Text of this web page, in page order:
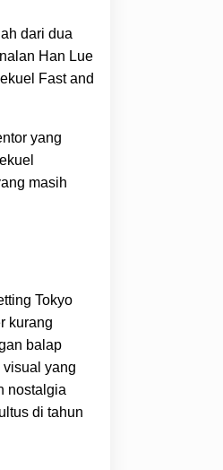
dari dua
Han Lue
Fast and
yang
masih
Tokyo
kurang
balap
yang
nostalgia
di tahun